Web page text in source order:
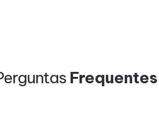
Frequentes